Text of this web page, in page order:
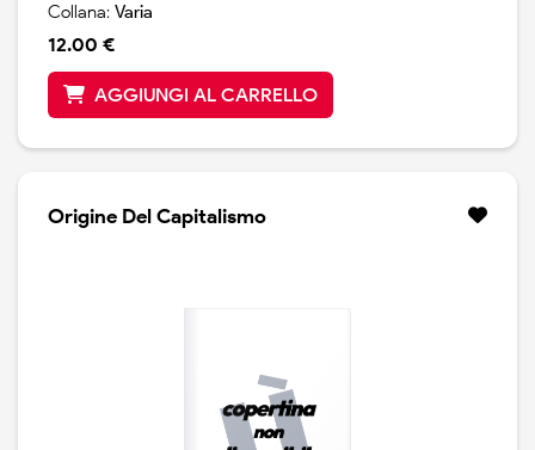
Collana: Varia
12.00 €
AGGIUNGI AL CARRELLO
Origine Del Capitalismo